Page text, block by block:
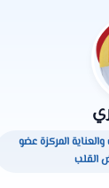
المركزة عضو
القلب